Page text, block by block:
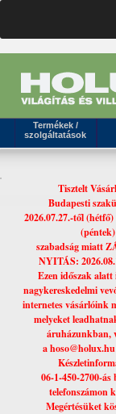
Termékek /
szolgáltatások
Tisztelt
Budapesti
2026.07.27.-től (hétfő)
(péntek)
szabadság miatt
NYITÁS:
Ezen időszak
nagykereskedelmi
internetes vásárlóink
melyeket
áruházunkban,
a
06-1-450-2700-ás
telefonszámon
Megértésüket